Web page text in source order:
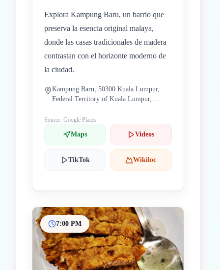
Explora Kampung Baru, un barrio que
preserva la esencia original malaya,
donde las casas tradicionales de madera
contrastan con el horizonte moderno de
la ciudad.
Kampung Baru, 50300 Kuala Lumpur,
Federal Territory of Kuala Lumpur,
Source: Google Places
Maps Videos
TikTok Wikiloc
7:00 PM